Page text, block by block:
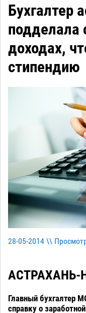
Бухгалтер
подделала
доходах,
стипендию
28-05-2014 \\
АСТРАХАНЬ-
Главный бухгалтер
справку о